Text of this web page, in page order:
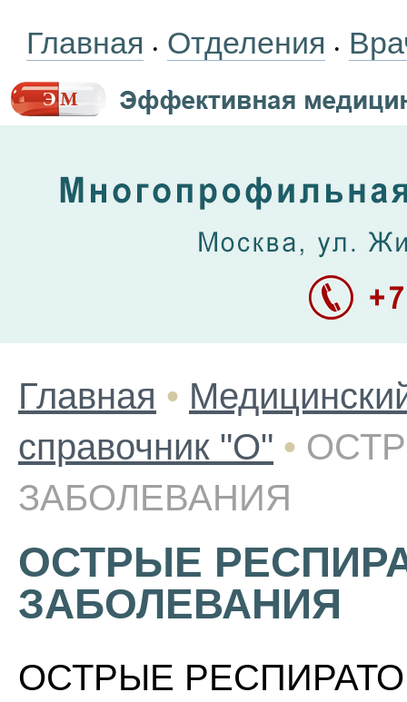
Главная • Отделения •
Главная •
справочник "О" •
ЗАБОЛЕВАНИЯ
ОСТРЫЕ
ЗАБОЛЕВАНИЯ
ОСТРЫЕ